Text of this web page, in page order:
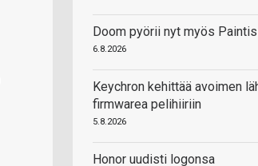
Doom pyörii nyt myös
6.8.2026
Keychron kehittää avoimen
firmwarea pelihiiriin
5.8.2026
Honor uudisti logonsa